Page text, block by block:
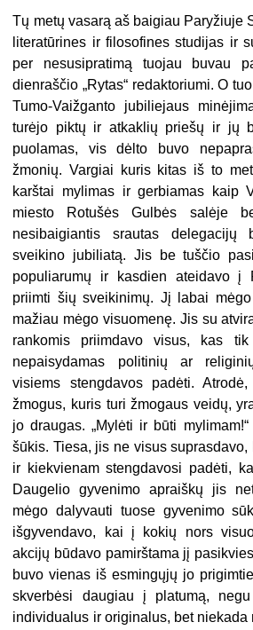
Tų metų vasarą aš baigiau Paryžiuje
literatūrines ir filosofines studijas ir
per nesusipratimą tuojau buvau
dienraščio „Rytas“ redaktoriumi. O
Tumo-Vaižganto jubiliejaus
turėjo piktų ir atkaklių priešų ir jų
puolamas, vis dėlto buvo
žmonių. Vargiai kuris kitas iš to
karštai mylimas ir gerbiamas kaip
miesto Rotušės Gulbės salėje
nesibaigiantis srautas delegacijų
sveikino jubiliatą. Jis be tuščio
populiarumų ir kasdien ateidavo į
priimti šių sveikinimų. Jį labai
mažiau mėgo visuomenę. Jis su
rankomis priimdavo visus, kas
nepaisydamas politinių ar
visiems stengdavos padėti.
žmogus, kuris turi žmogaus veidų,
jo draugas. „Mylėti ir būti
šūkis. Tiesa, jis ne visus
ir kiekvienam stengdavosi padėti,
Daugelio gyvenimo apraiškų jis
mėgo dalyvauti tuose gyvenimo
išgyvendavo, kai į kokių nors
akcijų būdavo pamirštama jį
buvo vienas iš esmingųjų jo
skverbėsi daugiau į platumą,
individualus ir originalus, bet niekada